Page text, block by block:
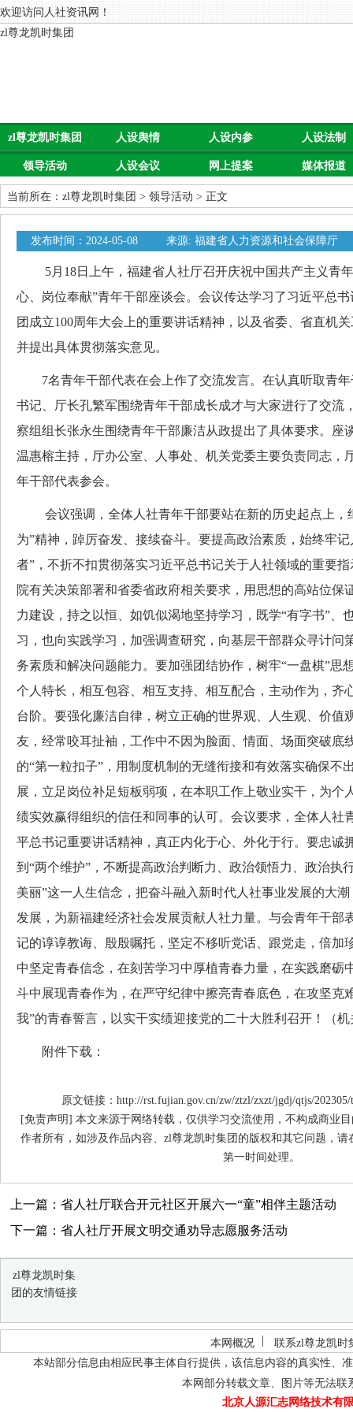
欢迎访问人社资讯网！
zl尊龙凯时集团
zl尊龙凯时集团 人设舆情 人设内参 人设法制
领导活动 人设会议 网上提案 媒体报道
当前所在： zl尊龙凯时集团 > 领导活动 > 正文
发布时间：2024-05-08 来源: 福建省人力资源和社会保障厅
5月18日上午，福建省人社厅召开庆祝中国共产主义青年
心、岗位奉献”青年干部座谈会。会议传达学习了习近平总
团成立100周年大会上的重要讲话精神，以及省委、省直机
并提出具体贯彻落实意见。
7名青年干部代表在会上作了交流发言。在认真听取青年
书记、厅长孔繁军围绕青年干部成长成才与大家进行了交流
察组组长张永生围绕青年干部廉洁从政提出了具体要求。座
温惠榕主持，厅办公室、人事处、机关党委主要负责同志，
年干部代表参会。
会议强调，全体人社青年干部要站在新的历史起点上，
为”精神，踔厉奋发、接续奋斗。要提高政治素质，始终牢
者”，不折不扣贯彻落实习近平总书记关于人社领域的重要
院有关决策部署和省委省政府相关要求，用思想的高站位保
力建设，持之以恒、如饥似渴地坚持学习，既学“有字书”、
习，也向实践学习，加强调查研究，向基层干部群众寻计问
务素质和解决问题能力。要加强团结协作，树牢“一盘棋”思
个人特长，相互包容、相互支持、相互配合，主动作为，齐
台阶。要强化廉洁自律，树立正确的世界观、人生观、价值
友，经常咬耳扯袖，工作中不因为脸面、情面、场面突破底
的“第一粒扣子”，用制度机制的无缝衔接和有效落实确保不
展，立足岗位补足短板弱项，在本职工作上敬业实干，为个
绩实效赢得组织的信任和同事的认可。会议要求，全体人社
平总书记重要讲话精神，真正内化于心、外化于行。要忠诚
到“两个维护”，不断提高政治判断力、政治领悟力、政治执
美丽”这一人生信念，把奋斗融入新时代人社事业发展的大
发展，为新福建经济社会发展贡献人社力量。与会青年干部
记的谆谆教诲、殷殷嘱托，坚定不移听党话、跟党走，倍加
中坚定青春信念，在刻苦学习中厚植青春力量，在实践磨砺
斗中展现青春作为，在严守纪律中擦亮青春底色，在攻坚克
我”的青春誓言，以实干实绩迎接党的二十大胜利召开！（
附件下载：
原文链接：http://rst.fujian.gov.cn/zw/ztzl/zxzt/jgdj/qtjs/202305/
[免责声明] 本文来源于网络转载，仅供学习交流使用，不构成商业
作者所有，如涉及作品内容、zl尊龙凯时集团的版权和其它问题，请
第一时间处理。
上一篇：省人社厅联合开元社区开展六一“童”相伴主题活动
下一篇：省人社厅开展文明交通劝导志愿服务活动
zl尊龙凯时集
团的友情链接
本网概况
联系zl尊龙凯时
本站部分信息由相应民事主体自行提供，该信息内容的真实性、
本网部分转载文章、图片等无法
北京人源汇志网络技术有